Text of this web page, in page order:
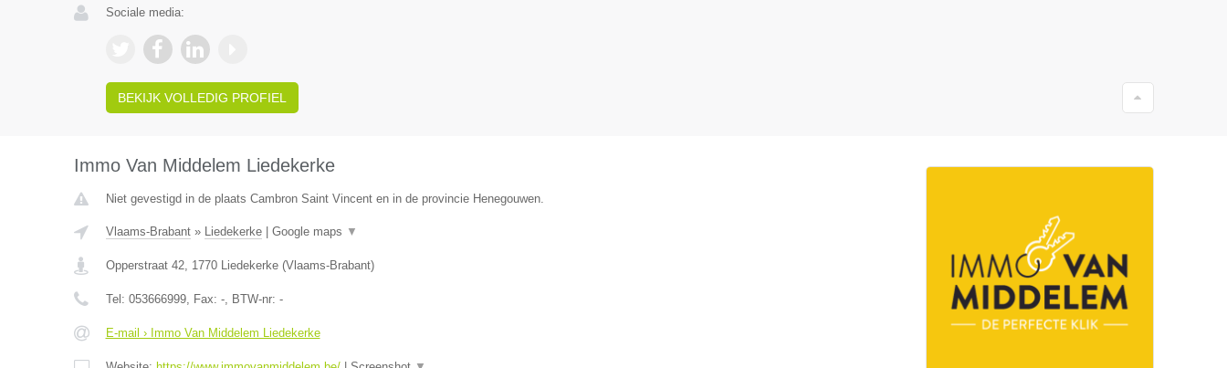
Sociale media:
BEKIJK VOLLEDIG PROFIEL
Immo Van Middelem Liedekerke
Niet gevestigd in de plaats Cambron Saint Vincent en in de provincie Henegouwen.
Vlaams-Brabant» Liedekerke| Google maps ▼
Opperstraat 42, 1770 Liedekerke(Vlaams-Brabant)
Tel: 053666999, Fax: -, BTW-nr: -
E-mail › Immo Van Middelem Liedekerke